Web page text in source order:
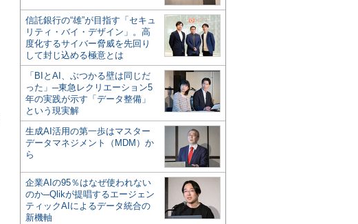
信託銀行の“雄”が目指す「セキュ
リティ・バイ・デザイン」。高
度化するサイバー脅威を先回り
して封じ込める極意とは
「BIとAI、ぶつかる壁は同じだ
った」─東急レクリエーション5
年の実践が示す「データ整備」
という現実解
生成AI活用の第一歩はマスター
データマネジメント（MDM）か
ら
企業AIの95％はなぜ使われない
のか─Qlikが提唱するエージェン
ティックAIによるデータ統合の
新機軸